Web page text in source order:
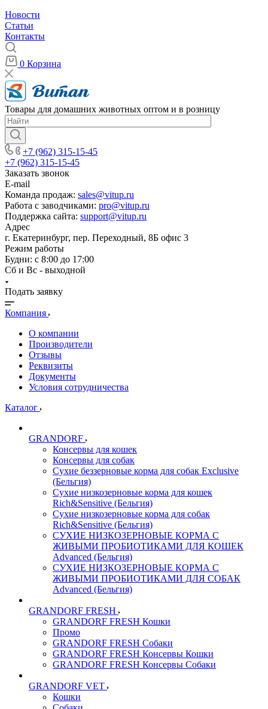
Новости
Статьи
Контакты
0 Корзина
Товары для домашних животных оптом и в розницу
+7 (962) 315-15-45
+7 (962) 315-15-45
Заказать звонок
E-mail
Команда продаж: sales@vitup.ru
Работа с заводчиками: pro@vitup.ru
Поддержка сайта: support@vitup.ru
Адрес
г. Екатеринбург, пер. Переходный, 8Б офис 3
Режим работы
Будни: с 8:00 до 17:00
Сб и Вс - выходной
Подать заявку
Компания
О компании
Производители
Отзывы
Реквизиты
Документы
Условия сотрудничества
Каталог
GRANDORF
Консервы для кошек
Консервы для собак
Сухие беззерновые корма для собак Exclusive
(Бельгия)
Сухие низкозерновые корма для кошек
Rich&Sensitive (Бельгия)
Сухие низкозерновые корма для собак
Rich&Sensitive (Бельгия)
СУХИЕ НИЗКОЗЕРНОВЫЕ КОРМА С
ЖИВЫМИ ПРОБИОТИКАМИ ДЛЯ КОШЕК
Advanced (Бельгия)
СУХИЕ НИЗКОЗЕРНОВЫЕ КОРМА С
ЖИВЫМИ ПРОБИОТИКАМИ ДЛЯ СОБАК
Advanced (Бельгия)
GRANDORF FRESH
GRANDORF FRESH Кошки
Промо
GRANDORF FRESH Собаки
GRANDORF FRESH Консервы Кошки
GRANDORF FRESH Консервы Собаки
GRANDORF VET
Кошки